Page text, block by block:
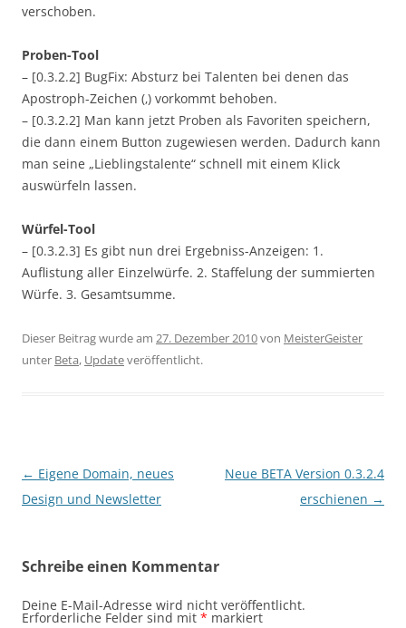
verschoben.
Proben-Tool
– [0.3.2.2] BugFix: Absturz bei Talenten bei denen das
Apostroph-Zeichen (‚) vorkommt behoben.
– [0.3.2.2] Man kann jetzt Proben als Favoriten speichern,
die dann einem Button zugewiesen werden. Dadurch kann
man seine „Lieblingstalente“ schnell mit einem Klick
auswürfeln lassen.
Würfel-Tool
– [0.3.2.3] Es gibt nun drei Ergebniss-Anzeigen: 1.
Auflistung aller Einzelwürfe. 2. Staffelung der summierten
Würfe. 3. Gesamtsumme.
Dieser Beitrag wurde am 27. Dezember 2010von MeisterGeister
unter Beta, Updateveröffentlicht.
Beitragsnavigation
← Eigene Domain, neues
Design und Newsletter
Neue BETA Version 0.3.2.4
erschienen →
Schreibe einen Kommentar
Deine E-Mail-Adresse wird nicht veröffentlicht.
Erforderliche Felder sind mit * markiert